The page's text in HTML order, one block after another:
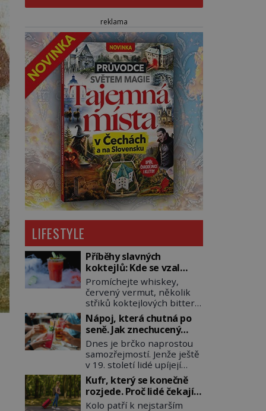
reklama
LIFESTYLE
Příběhy slavných
koktejlů: Kde se vzal
Manhattan a Bloody
Mary?
Promíchejte whiskey,
červený vermut, několik
střiků koktejlových bitters
a led, sceďte, ozdobte
koktejlovou třešinkou a
tadá… Manhattan je tu! A
pokud to má být skutečně
on, dejte si pozor, ať místo
klasické americké rye
whiskey či klidně
bourbonu nepoužijete
skotskou whisku. Co se
Nápoj, která chutná po
seně. Jak znechucený
Američan vymyslel brčko
Dnes je brčko naprostou
samozřejmostí. Jenže ještě
v 19. století lidé upíjejí
limonády i koktejly dutými
stébly žita nebo žitné
slámy. Fungují sice dobře,
mají ale jednu
Kufr, který se konečně
rozjede. Proč lidé čekají
na kolečka téměř pět
Kolo patří k nejstarším